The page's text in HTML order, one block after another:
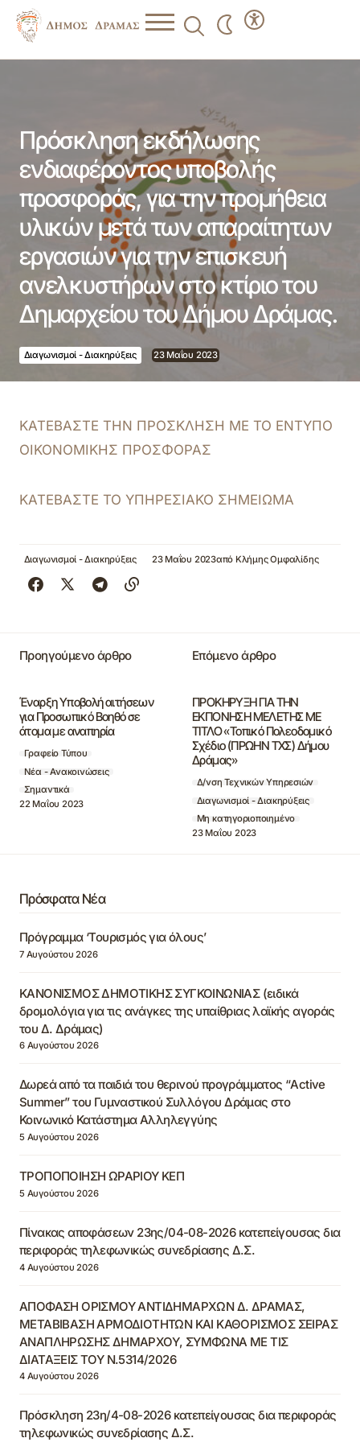
στο κτίριο του Δημαρχείου του Δήμου Δράμας.
Πρόσκληση εκδήλωσης
ενδιαφέροντος υποβολής
προσφοράς, για την προμήθεια
υλικών μετά των απαραίτητων
εργασιών για την επισκευή
ανελκυστήρων στο κτίριο του
Δημαρχείου του Δήμου Δράμας.
Διαγωνισμοί - Διακηρύξεις 23 Μαΐου 2023
ΚΑΤΕΒΑΣΤΕ ΤΗΝ ΠΡΟΣΚΛΗΣΗ ΜΕ ΤΟ ΕΝΤΥΠΟ
ΟΙΚΟΝΟΜΙΚΗΣ ΠΡΟΣΦΟΡΑΣ
ΚΑΤΕΒΑΣΤΕ ΤΟ ΥΠΗΡΕΣΙΑΚΟ ΣΗΜΕΙΩΜΑ
Διαγωνισμοί - Διακηρύξεις 23 Μαΐου 2023από Κλήμης Ομφαλίδης
Προηγούμενο άρθρο
Έναρξη Υποβολή αιτήσεων
για Προσωπικό Βοηθό σε
άτομα με αναπηρία
Γραφείο Τύπου
Νέα - Ανακοινώσεις
Σημαντικά
22 Μαΐου 2023
Επόμενο άρθρο
ΠΡΟΚΗΡΥΞΗ ΓΙΑ ΤΗΝ
ΕΚΠΟΝΗΣΗ ΜΕΛΕΤΗΣ ΜΕ
ΤΙΤΛΟ «Τοπικό Πολεοδομικό
Σχέδιο (ΠΡΩΗΝ ΤΧΣ) Δήμου
Δράμας»
Δ/νση Τεχνικών Υπηρεσιών
Διαγωνισμοί - Διακηρύξεις
Μη κατηγοριοποιημένο
23 Μαΐου 2023
Πρόσφατα Νέα
Πρόγραμμα ‘Τουρισμός για όλους’
7 Αυγούστου 2026
ΚΑΝΟΝΙΣΜΟΣ ΔΗΜΟΤΙΚΗΣ ΣΥΓΚΟΙΝΩΝΙΑΣ (ειδικά
δρομολόγια για τις ανάγκες της υπαίθριας λαϊκής αγοράς
του Δ. Δράμας)
6 Αυγούστου 2026
Δωρεά από τα παιδιά του θερινού προγράμματος “Active
Summer” του Γυμναστικού Συλλόγου Δράμας στο
Κοινωνικό Κατάστημα Αλληλεγγύης
5 Αυγούστου 2026
ΤΡΟΠΟΠΟΙΗΣΗ ΩΡΑΡΙΟΥ ΚΕΠ
5 Αυγούστου 2026
Πίνακας αποφάσεων 23ης/04-08-2026 κατεπείγουσας δια
περιφοράς τηλεφωνικώς συνεδρίασης Δ.Σ.
4 Αυγούστου 2026
ΑΠΟΦΑΣΗ ΟΡΙΣΜΟΥ ΑΝΤΙΔΗΜΑΡΧΩΝ Δ. ΔΡΑΜΑΣ,
ΜΕΤΑΒΙΒΑΣΗ ΑΡΜΟΔΙΟΤΗΤΩΝ ΚΑΙ ΚΑΘΟΡΙΣΜΟΣ ΣΕΙΡΑΣ
ΑΝΑΠΛΗΡΩΣΗΣ ΔΗΜΑΡΧΟΥ, ΣΥΜΦΩΝΑ ΜΕ ΤΙΣ
ΔΙΑΤΑΞΕΙΣ ΤΟΥ Ν.5314/2026
4 Αυγούστου 2026
Πρόσκληση 23η/4-08-2026 κατεπείγουσας δια περιφοράς
τηλεφωνικώς συνεδρίασης Δ.Σ.